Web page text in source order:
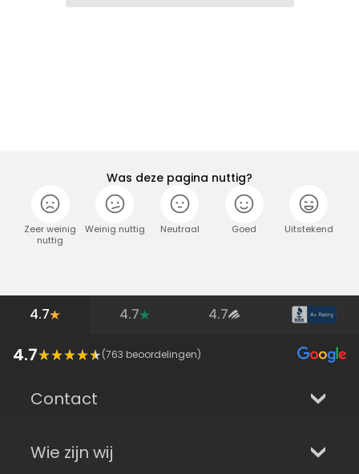
Was deze pagina nuttig?
Zeer weinig
nuttig
Weinig nuttig Neutraal Goed Uitstekend
4.7 4.7 4.7
4.7 (763 beoordelingen)
Contact
Wie zijn wij